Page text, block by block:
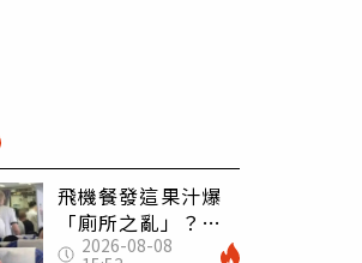
飛機餐發這果汁爆
「廁所之亂」？乘
客崩潰：差點丟大
2026-08-08